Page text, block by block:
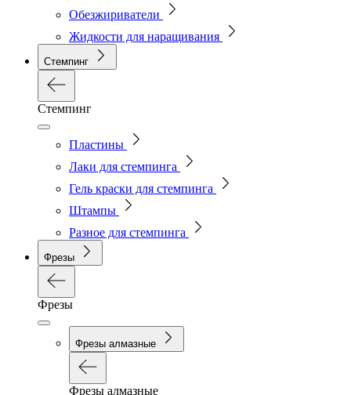
Обезжириватели
Жидкости для наращивания
Стемпинг
Стемпинг
Пластины
Лаки для стемпинга
Гель краски для стемпинга
Штампы
Разное для стемпинга
Фрезы
Фрезы
Фрезы алмазные
Фрезы алмазные